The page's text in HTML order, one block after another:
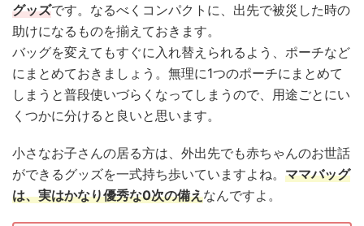
グッズです。なるべくコンパクトに、出先で被災した時の
助けになるものを揃えておきます。
バッグを変えてもすぐに入れ替えられるよう、ポーチなど
にまとめておきましょう。無理に1つのポーチにまとめて
しまうと普段使いづらくなってしまうので、用途ごとにい
くつかに分けると良いと思います。
小さなお子さんの居る方は、外出先でも赤ちゃんのお世話
ができるグッズを一式持ち歩いていますよね。 ママバッグ
は、実はかなり優秀な0次の備えなんですよ。